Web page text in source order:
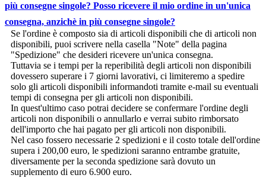
più consegne singole? Posso ricevere il mio ordine in un'unica
consegna, anzichè in più consegne singole?
Se l'ordine è composto sia di articoli disponibili che di articoli non
disponibili, puoi scrivere nella casella "Note" della pagina
"Spedizione" che desideri ricevere un'unica consegna.
Tuttavia se i tempi per la reperibilità degli articoli non disponibili
dovessero superare i 7 giorni lavorativi, ci limiteremo a spedire
solo gli articoli disponibili informandoti tramite e-mail su eventuali
tempi di consegna per gli articoli non disponibili.
In quest'ultimo caso potrai decidere se confermare l'ordine degli
articoli non disponibili o annullarlo e verrai subito rimborsato
dell'importo che hai pagato per gli articoli non disponibili.
Nel caso fossero necessarie 2 spedizioni e il costo totale dell'ordine
supera i 200,00 euro, le spedizioni saranno entrambe gratuite,
diversamente per la seconda spedizione sarà dovuto un
supplemento di euro 6.900 euro.